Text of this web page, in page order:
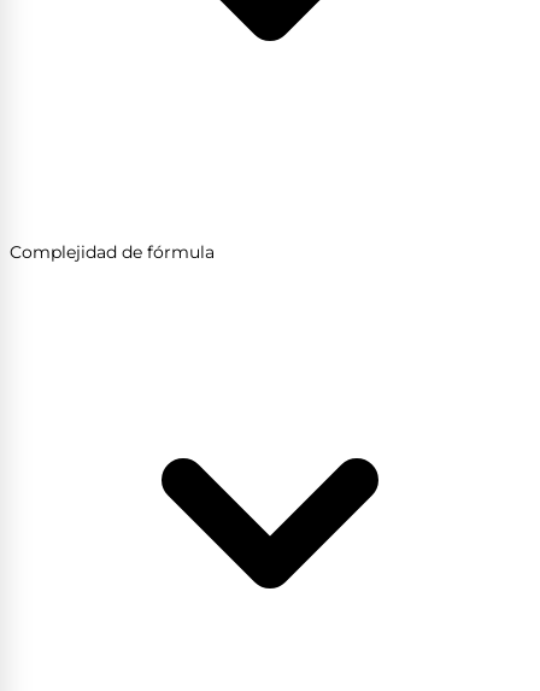
Complejidad de fórmula